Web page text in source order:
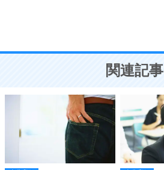
ことが大切。
関連記事